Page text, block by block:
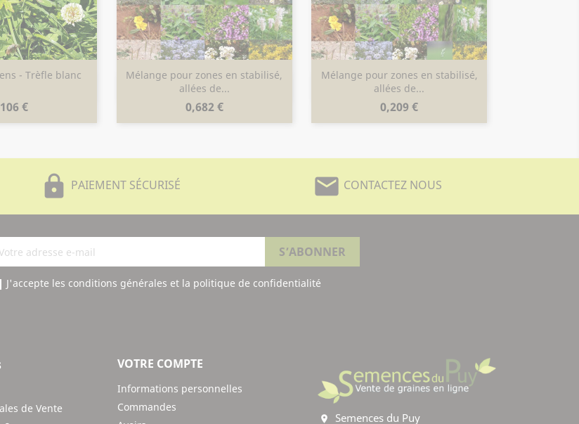
- Trèfle blanc
€
Mélange pour zones en stabilisé,
allées de...
Prix
0,682 €
Aperçu rapide
Mélange pour zones en stabilisé,
allées de...
Prix
0,209 €
Aperçu rapide
lock PAIEMENT SÉCURISÉ mail CONTACTEZ NOUS
J'accepte les conditions générales et la politique de confidentialité
de Vente
VOTRE COMPTE
Informations personnelles
Commandes
location_on Semences du Puy